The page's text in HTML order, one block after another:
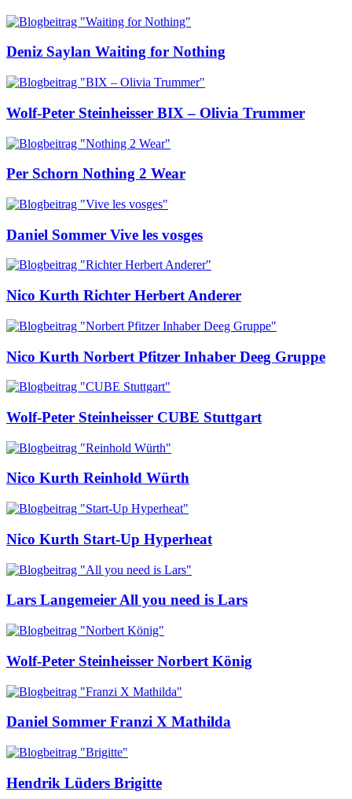
Deniz Saylan Waiting for Nothing
Wolf-Peter Steinheisser BIX – Olivia Trummer
Per Schorn Nothing 2 Wear
Daniel Sommer Vive les vosges
Nico Kurth Richter Herbert Anderer
Nico Kurth Norbert Pfitzer Inhaber Deeg Gruppe
Wolf-Peter Steinheisser CUBE Stuttgart
Nico Kurth Reinhold Würth
Nico Kurth Start-Up Hyperheat
Lars LangemeierAll you need is Lars
Wolf-Peter Steinheisser Norbert König
Daniel Sommer Franzi X Mathilda
Hendrik Lüders Brigitte